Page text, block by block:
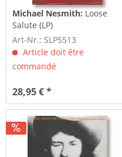
Michael Nesmith: Loose
Salute (LP)
Art-Nr.: SLP5513
Article doit être
commandé
28,95 € *